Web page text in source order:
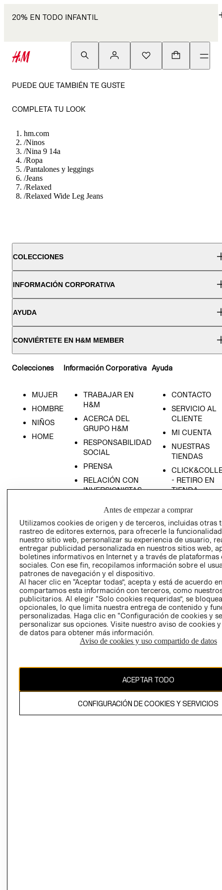
20% EN TODO INFANTIL
PUEDE QUE TAMBIÉN TE GUSTE
COMPLETA TU LOOK
hm.com
/Ninos
/Nina 9 14a
/Ropa
/Pantalones y leggings
/Jeans
/Relaxed
/Relaxed Wide Leg Jeans
COLECCIONES
INFORMACIÓN CORPORATIVA
AYUDA
CONVIÉRTETE EN H&M MEMBER
Colecciones
MUJER
HOMBRE
NIÑOS
HOME
Información Corporativa
TRABAJAR EN
H&M
ACERCA DEL
GRUPO H&M
RESPONSABILIDAD
SOCIAL
PRENSA
RELACIÓN CON
INVERSIONISTAS
EMPRESARIAL
Ayuda
CONTACTO
SERVICIO AL
CLIENTE
MI CUENTA
NUESTRAS
TIENDAS
- RETIRO EN
TIENDA
CONDICIONES
AVISO DE
PRIVACIDAD
GIFT CARD
AVISO DE
El contenido de esta página web está protegido por copyright y es
propiedad de H&M Hennes & Mauritz AB.
Antes de empezar a comprar
Utilizamos cookies de origen y de terceros, incluidas otras
rastreo de editores externos, para ofrecerle la
nuestro sitio web, personalizar su experiencia de usuario,
entregar publicidad personalizada en nuestros sitios web,
boletines informativos en Internet y a través de plataformas
sociales. Con ese fin, recopilamos información sobre el
patrones de navegación y el dispositivo.
Al hacer clic en “Aceptar todas”, acepta y está de acuerdo
compartamos esta información con terceros, como
publicitarios. Al elegir “Solo cookies requeridas”, se
opcionales, lo que limita nuestra entrega de contenido y
personalizadas. Haga clic en “Configuración de cookies y
personalizar sus opciones. Visite nuestro aviso de cookies
de datos para obtener más información.
Aviso de cookies y uso compartido de datos
ACEPTAR TODO
CONFIGURACIÓN DE COOKIES Y SERVICIOS